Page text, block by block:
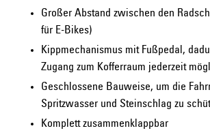
Großer Abstand zwischen den
für E-Bikes)
Kippmechanismus mit Fußpedal,
Zugang zum Kofferraum jederzeit
Geschlossene Bauweise, um die
Spritzwasser und Steinschlag zu
Komplett zusammenklappbar